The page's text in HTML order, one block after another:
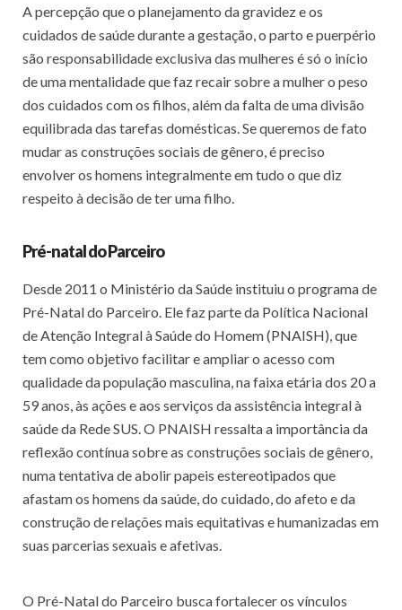
A percepção que o planejamento da gravidez e os
cuidados de saúde durante a gestação, o parto e puerpério
são responsabilidade exclusiva das mulheres é só o início
de uma mentalidade que faz recair sobre a mulher o peso
dos cuidados com os filhos, além da falta de uma divisão
equilibrada das tarefas domésticas. Se queremos de fato
mudar as construções sociais de gênero, é preciso
envolver os homens integralmente em tudo o que diz
respeito à decisão de ter uma filho.
Pré-natal do Parceiro
Desde 2011 o Ministério da Saúde instituiu o programa de
Pré-Natal do Parceiro. Ele faz parte da Política Nacional
de Atenção Integral à Saúde do Homem (PNAISH), que
tem como objetivo facilitar e ampliar o acesso com
qualidade da população masculina, na faixa etária dos 20 a
59 anos, às ações e aos serviços da assistência integral à
saúde da Rede SUS. O PNAISH ressalta a importância da
reflexão contínua sobre as construções sociais de gênero,
numa tentativa de abolir papeis estereotipados que
afastam os homens da saúde, do cuidado, do afeto e da
construção de relações mais equitativas e humanizadas em
suas parcerias sexuais e afetivas.
O Pré-Natal do Parceiro busca fortalecer os vínculos